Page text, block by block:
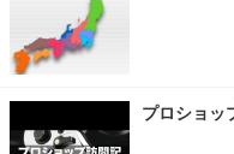
プロショッ